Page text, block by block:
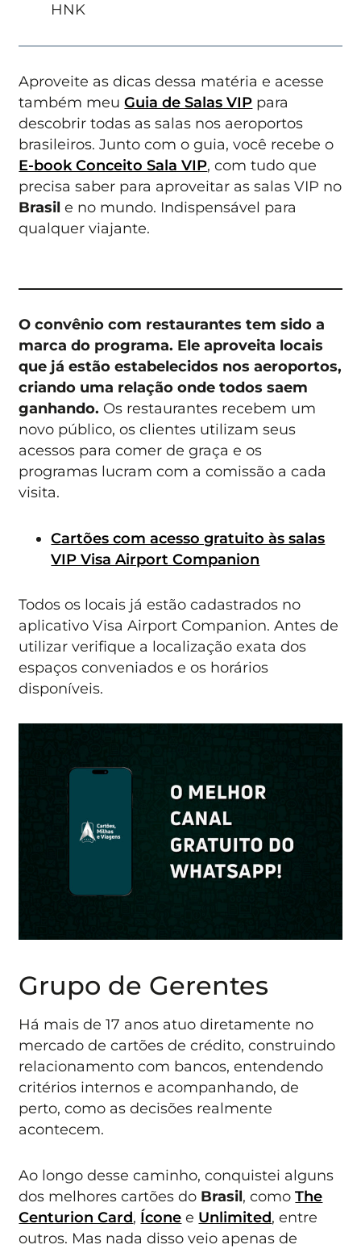
HNK
Aproveite as dicas dessa matéria e acesse
também meuGuia de Salas VIP para
descobrir todas as salas nos aeroportos
brasileiros. Junto com o guia, você recebe o
E-book Conceito Sala VIP, com tudo que
precisa saber para aproveitar as salas VIP no
Brasil e no mundo. Indispensável para
qualquer viajante.
O convênio com restaurantes tem sido a
marca do programa. Ele aproveita locais
que já estão estabelecidos nos aeroportos,
criando uma relação onde todos saem
ganhando. Os restaurantes recebem um
novo público, os clientes utilizam seus
acessos para comer de graça e os
programas lucram com a comissão a cada
visita.
Cartões com acesso gratuito às salas
VIP Visa Airport Companion
Todos os locais já estão cadastrados no
aplicativo Visa Airport Companion. Antes de
utilizar verifique a localização exata dos
espaços conveniados e os horários
disponíveis.
Grupo de Gerentes
Há mais de 17 anos atuo diretamente no
mercado de cartões de crédito, construindo
relacionamento com bancos, entendendo
critérios internos e acompanhando, de
perto, como as decisões realmente
acontecem.
Ao longo desse caminho, conquistei alguns
dos melhores cartões do Brasil, comoThe
Centurion Card, Ícone e Unlimited, entre
outros. Mas nada disso veio apenas de